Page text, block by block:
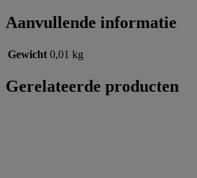
Aanvullende informatie
Gewicht 0,01 kg
Gerelateerde producten